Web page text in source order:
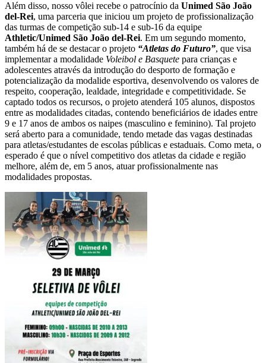
Além disso, nosso vôlei recebe o patrocínio da Unimed São João
del-Rei, uma parceria que iniciou um projeto de profissionalização
das turmas de competição sub-14 e sub-16 da equipe
Athletic/Unimed São João del-Rei. Em um segundo momento,
também há de se destacar o projeto “Atletas do Futuro”, que visa
implementar a modalidade Voleibol e Basquete para crianças e
adolescentes através da introdução do desporto de formação e
potencialização da modalide esportiva, desenvolvendo os valores de
respeito, cooperação, lealdade, integridade e competitividade. Se
captado todos os recursos, o projeto atenderá 105 alunos, dispostos
entre as modalidades citadas, contendo beneficiários de idades entre
9 e 17 anos de ambos os naipes (masculino e feminino). Tal projeto
será aberto para a comunidade, tendo metade das vagas destinadas
para atletas/estudantes de escolas públicas e estaduais. Como meta, o
esperado é que o nível competitivo dos atletas da cidade e região
melhore, além de, em 5 anos, atuar profissionalmente nas
modalidades propostas.